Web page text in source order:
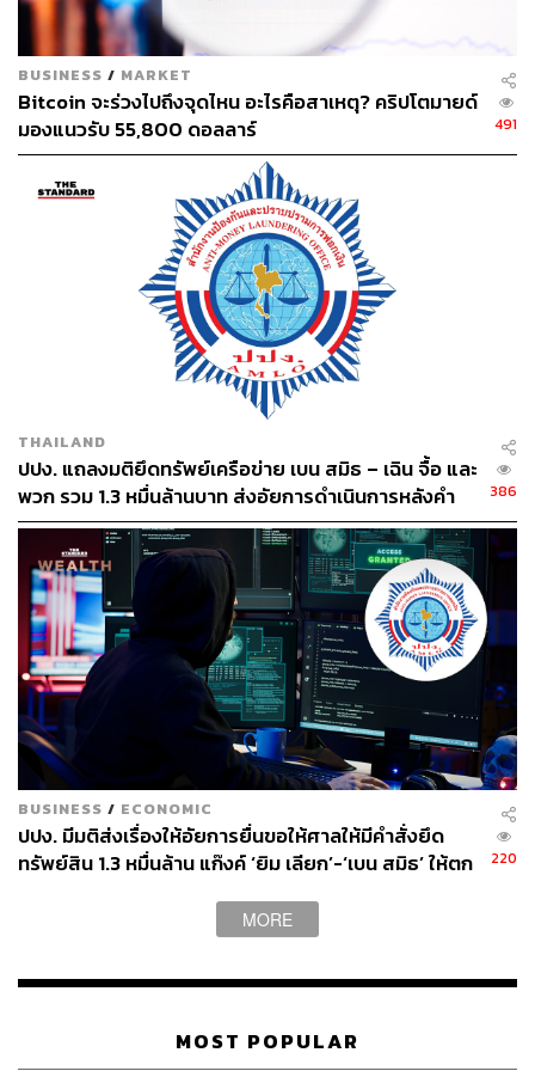
BUSINESS / MARKET
Bitcoin จะร่วงไปถึงจุดไหน อะไรคือสาเหตุ? คริปโตมายด์
มองแนวรับ 55,800 ดอลลาร์
491
THAILAND
ปปง. แถลงมติยึดทรัพย์เครือข่าย เบน สมิธ – เฉิน จื้อ และ
พวก รวม 1.3 หมื่นล้านบาท ส่งอัยการดำเนินการหลังคำ
คัดค้านฟังไม่ขึ้น
386
BUSINESS / ECONOMIC
ปปง. มีมติส่งเรื่องให้อัยการยื่นขอให้ศาลให้มีคำสั่งยึด
ทรัพย์สิน 1.3 หมื่นล้าน แก๊งค์ ‘ยิม เลียก’-‘เบน สมิธ’ ให้ตก
220
MORE
MOST POPULAR